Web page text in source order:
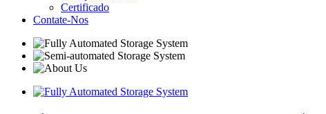
Certificado
Contate-Nos